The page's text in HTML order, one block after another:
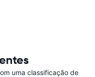
uma classificação de